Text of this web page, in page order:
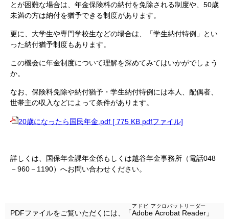
とが困難な場合は、年金保険料の納付を免除される制度や、50歳
未満の方は納付を猶予できる制度があります。
更に、大学生や専門学校生などの場合は、「学生納付特例」とい
った納付猶予制度もあります。
この機会に年金制度について理解を深めてみてはいかがでしょう
か。
なお、保険料免除や納付猶予・学生納付特例には本人、配偶者、
世帯主の収入などによって条件があります。
20歳になったら国民年金.pdf [ 775 KB pdfファイル]
詳しくは、国保年金課年金係もしくは越谷年金事務所（電話048
－960－1190）へお問い合わせください。
PDFファイルをご覧いただくには、「Adobe Acrobat Reader
アドビ アクロバットリーダー
」